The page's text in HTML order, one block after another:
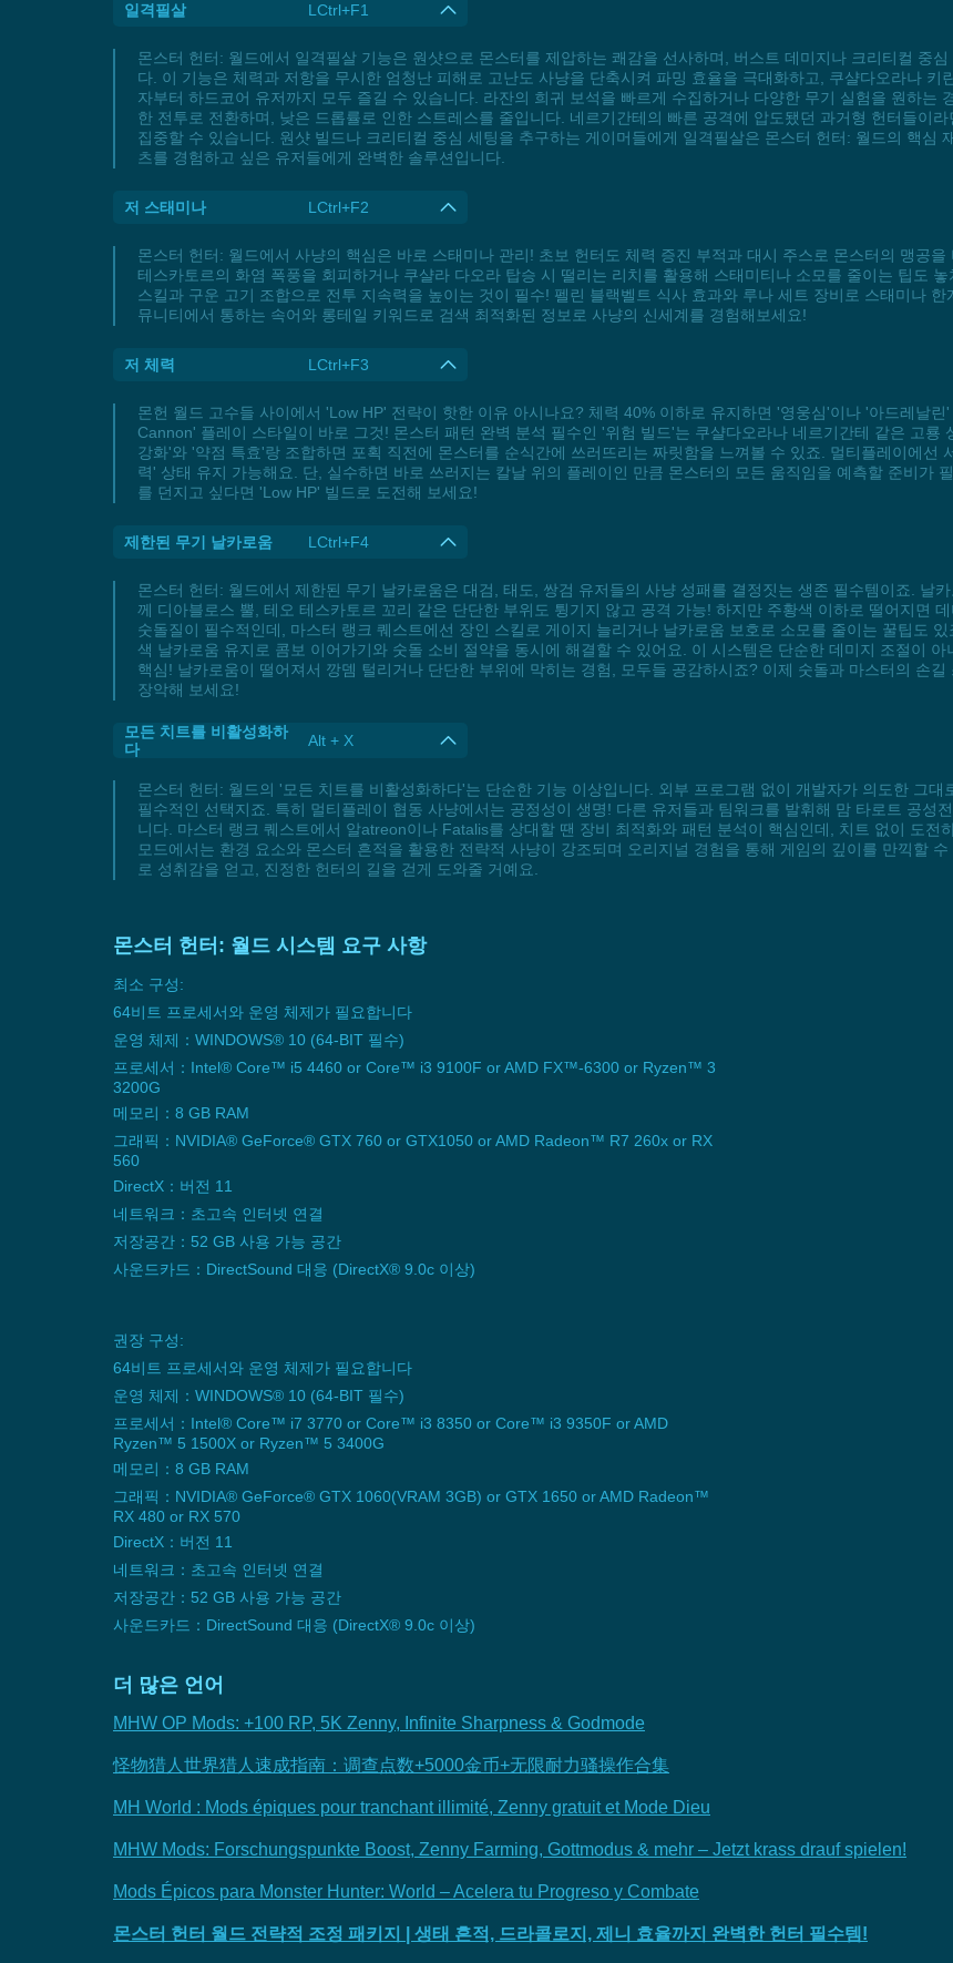
일격필살 LCtrl+F1
몬스터 헌터: 월드에서 일격필살 기능은 원샷으로 몬스터를 제압하는 쾌감을 선사하며, 버스트 데미지나 크리티컬 중
다. 이 기능은 체력과 저항을 무시한 엄청난 피해로 고난도 사냥을 단축시켜 파밍 효율을 극대화하고, 쿠샬다오라나
자부터 하드코어 유저까지 모두 즐길 수 있습니다. 라잔의 희귀 보석을 빠르게 수집하거나 다양한 무기 실험을 원하는
한 전투로 전환하며, 낮은 드롭률로 인한 스트레스를 줄입니다. 네르기간테의 빠른 공격에 압도됐던 과거형 헌터들이
집중할 수 있습니다. 원샷 빌드나 크리티컬 중심 세팅을 추구하는 게이머들에게 일격필살은 몬스터 헌터: 월드의 핵심
츠를 경험하고 싶은 유저들에게 완벽한 솔루션입니다.
저 스태미나 LCtrl+F2
몬스터 헌터: 월드에서 사냥의 핵심은 바로 스태미나 관리! 초보 헌터도 체력 증진 부적과 대시 주스로 몬스터의 맹공
테스카토르의 화염 폭풍을 회피하거나 쿠샬라 다오라 탑승 시 떨리는 리치를 활용해 스태미티나 소모를 줄이는 팁도
스킬과 구운 고기 조합으로 전투 지속력을 높이는 것이 필수! 펠린 블랙벨트 식사 효과와 루나 세트 장비로 스태미나
뮤니티에서 통하는 속어와 롱테일 키워드로 검색 최적화된 정보로 사냥의 신세계를 경험해보세요!
저 체력 LCtrl+F3
몬헌 월드 고수들 사이에서 'Low HP' 전략이 핫한 이유 아시나요? 체력 40% 이하로 유지하면 '영웅심'이나 '아드레날
Cannon' 플레이 스타일이 바로 그것! 몬스터 패턴 완벽 분석 필수인 '위험 빌드'는 쿠샬다오라나 네르기간테 같은 고
강화'와 '약점 특효'랑 조합하면 포획 직전에 몬스터를 순식간에 쓰러뜨리는 짜릿함을 느껴볼 수 있죠. 멀티플레이에선
력' 상태 유지 가능해요. 단, 실수하면 바로 쓰러지는 칼날 위의 플레이인 만큼 몬스터의 모든 움직임을 예측할 준비가
를 던지고 싶다면 'Low HP' 빌드로 도전해 보세요!
제한된 무기 날카로움 LCtrl+F4
몬스터 헌터: 월드에서 제한된 무기 날카로움은 대검, 태도, 쌍검 유저들의 사냥 성패를 결정짓는 생존 필수템이죠. 날
께 디아블로스 뿔, 테오 테스카토르 꼬리 같은 단단한 부위도 튕기지 않고 공격 가능! 하지만 주황색 이하로 떨어지면
숫돌질이 필수적인데, 마스터 랭크 퀘스트에선 장인 스킬로 게이지 늘리거나 날카로움 보호로 소모를 줄이는 꿀팁도
색 날카로움 유지로 콤보 이어가기와 숫돌 소비 절약을 동시에 해결할 수 있어요. 이 시스템은 단순한 데미지 조절이
핵심! 날카로움이 떨어져서 깡뎀 털리거나 단단한 부위에 막히는 경험, 모두들 공감하시죠? 이제 숫돌과 마스터의 손
장악해 보세요!
모든 치트를 비활성화하
다
Alt + X
몬스터 헌터: 월드의 '모든 치트를 비활성화하다'는 단순한 기능 이상입니다. 외부 프로그램 없이 개발자가 의도한 그
필수적인 선택지죠. 특히 멀티플레이 협동 사냥에서는 공정성이 생명! 다른 유저들과 팀워크를 발휘해 맘 타로트 공성
니다. 마스터 랭크 퀘스트에서 알atreon이나 Fatalis를 상대할 땐 장비 최적화와 패턴 분석이 핵심인데, 치트 없이 도전
모드에서는 환경 요소와 몬스터 흔적을 활용한 전략적 사냥이 강조되며 오리지널 경험을 통해 게임의 깊이를 만끽할
로 성취감을 얻고, 진정한 헌터의 길을 걷게 도와줄 거예요.
몬스터 헌터: 월드 시스템 요구 사항
최소 구성:
64비트 프로세서와 운영 체제가 필요합니다
운영 체제：WINDOWS® 10 (64-BIT 필수)
프로세서：Intel® Core™ i5 4460 or Core™ i3 9100F or AMD FX™-6300 or Ryzen™ 3
3200G
메모리：8 GB RAM
그래픽：NVIDIA® GeForce® GTX 760 or GTX1050 or AMD Radeon™ R7 260x or RX
560
DirectX：버전 11
네트워크：초고속 인터넷 연결
저장공간：52 GB 사용 가능 공간
사운드카드：DirectSound 대응 (DirectX® 9.0c 이상)
권장 구성:
64비트 프로세서와 운영 체제가 필요합니다
운영 체제：WINDOWS® 10 (64-BIT 필수)
프로세서：Intel® Core™ i7 3770 or Core™ i3 8350 or Core™ i3 9350F or AMD
Ryzen™ 5 1500X or Ryzen™ 5 3400G
메모리：8 GB RAM
그래픽：NVIDIA® GeForce® GTX 1060(VRAM 3GB) or GTX 1650 or AMD Radeon™
RX 480 or RX 570
DirectX：버전 11
네트워크：초고속 인터넷 연결
저장공간：52 GB 사용 가능 공간
사운드카드：DirectSound 대응 (DirectX® 9.0c 이상)
더 많은 언어
MHW OP Mods: +100 RP, 5K Zenny, Infinite Sharpness & Godmode
怪物猎人世界猎人速成指南：调查点数+5000金币+无限耐力骚操作合集
MH World : Mods épiques pour tranchant illimité, Zenny gratuit et Mode Dieu
MHW Mods: Forschungspunkte Boost, Zenny Farming, Gottmodus & mehr – Jetzt krass drauf spielen!
Mods Épicos para Monster Hunter: World – Acelera tu Progreso y Combate
몬스터 헌터 월드 전략적 조정 패키지 | 생태 흔적, 드라콜로지, 제니 효율까지 완벽한 헌터 필수템!